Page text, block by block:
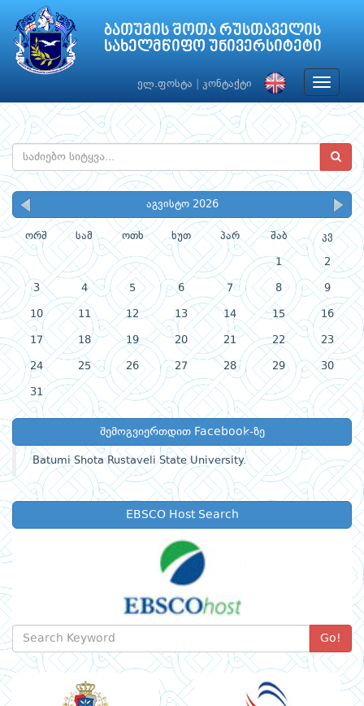
ბათუმის შოთა რუსთაველის
სახელმწიფო უნივერსიტეტი
ელ.ფოსტა კონტაქტი
Toggle
აგვისტო 2026
ორშ სამ ოთხ ხუთ პარ შაბ კვ
1 2
3 4 5 6 7 8 9
10 11 12 13 14 15 16
17 18 19 20 21 22 23
24 25 26 27 28 29 30
31
შემოგვიერთდით Facebook-ზე
Batumi Shota Rustaveli State University.
EBSCO Host Search
Go!